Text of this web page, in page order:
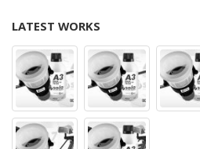
LATEST WORKS